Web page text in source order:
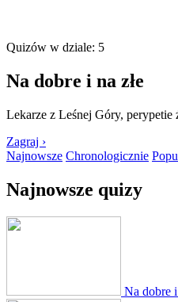
Quizów w dziale: 5
Na dobre i na złe
Lekarze z Leśnej Góry,
Zagraj ›
Najnowsze Chronologicznie
Najnowsze quizy
Na dobre